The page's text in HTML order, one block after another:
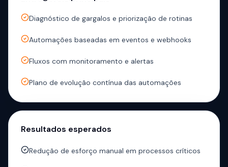
Diagnóstico de gargalos e priorização de rotinas
Automações baseadas em eventos e webhooks
Fluxos com monitoramento e alertas
Plano de evolução contínua das automações
Resultados esperados
Redução de esforço manual em processos críticos